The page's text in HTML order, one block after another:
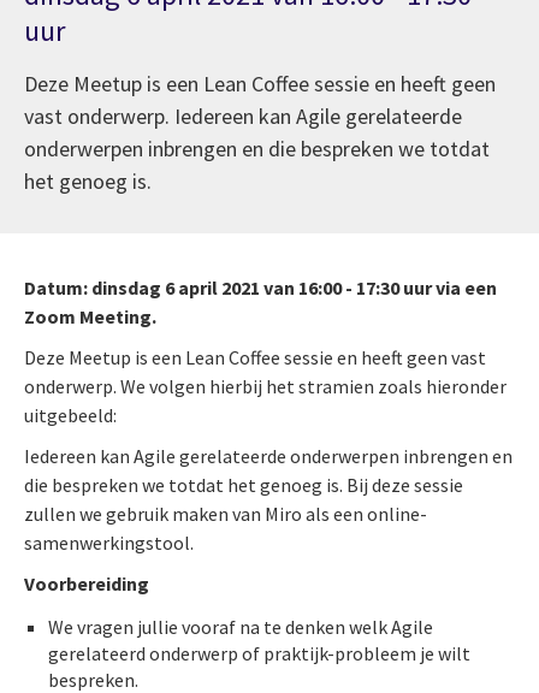
uur
Deze Meetup is een Lean Coffee sessie en heeft geen
vast onderwerp. Iedereen kan Agile gerelateerde
onderwerpen inbrengen en die bespreken we totdat
het genoeg is.
Datum: dinsdag 6 april 2021 van 16:00 - 17:30 uurvia een
Zoom Meeting.
Deze Meetup is een Lean Coffee sessie en heeft geen vast
onderwerp. We volgen hierbij het stramien zoals hieronder
uitgebeeld:
Iedereen kan Agile gerelateerde onderwerpen inbrengen en
die bespreken we totdat het genoeg is. Bij deze sessie
zullen we gebruik maken van Miro als een online-
samenwerkingstool.
Voorbereiding
We vragen jullie vooraf na te denken welk Agile
gerelateerd onderwerp of praktijk-probleem je wilt
bespreken.